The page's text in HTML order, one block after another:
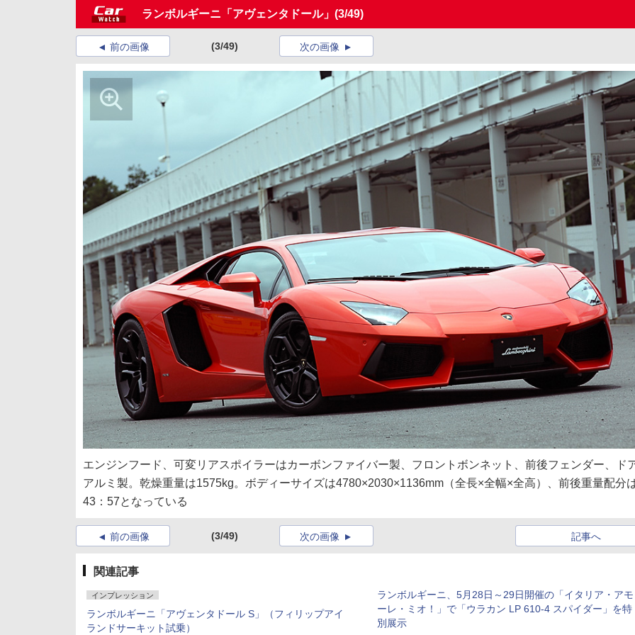
ランボルギーニ「アヴェンタドール」 (3/49)
前の画像 (3/49) 次の画像
エンジンフード、可変リアスポイラーはカーボンファイバー製、フロントボンネット、前後フェンダー、ド
アルミ製。乾燥重量は1575kg。ボディーサイズは4780×2030×1136mm（全長×全幅×全高）、前後重量配分
43：57となっている
前の画像 (3/49) 記事へ
次の画像
関連記事
インプレッション
ランボルギーニ「アヴェンタドール S」（フィリップアイ
ランドサーキット試乗）
ランボルギーニ、5月28日～29日開催の「イタリア・アモ
ーレ・ミオ！」で「ウラカン LP 610-4 スパイダー」を特
別展示